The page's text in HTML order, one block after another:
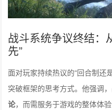
战斗系统争议终结：
先”
面对玩家持续热议的“回合制还
突破框架的思考方式。他强调，
论，而需服务于游戏的整体体